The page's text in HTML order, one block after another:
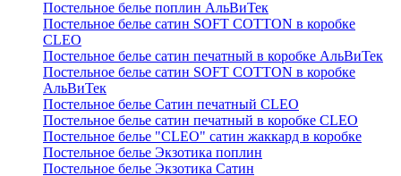
Постельное белье поплин АльВиТек
Постельное белье сатин SOFT COTTON в коробке
CLEO
Постельное белье сатин печатный в коробке АльВиТек
Постельное белье сатин SOFT COTTON в коробке
АльВиТек
Постельное белье Сатин печатный CLEO
Постельное белье сатин печатный в коробке CLEO
Постельное белье "CLEO" сатин жаккард в коробке
Постельное белье Экзотика поплин
Постельное белье Экзотика Сатин